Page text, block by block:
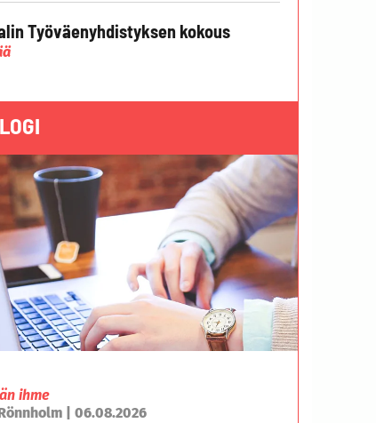
Työväenyhdistyksen kokous
ihme
| 06.08.2026